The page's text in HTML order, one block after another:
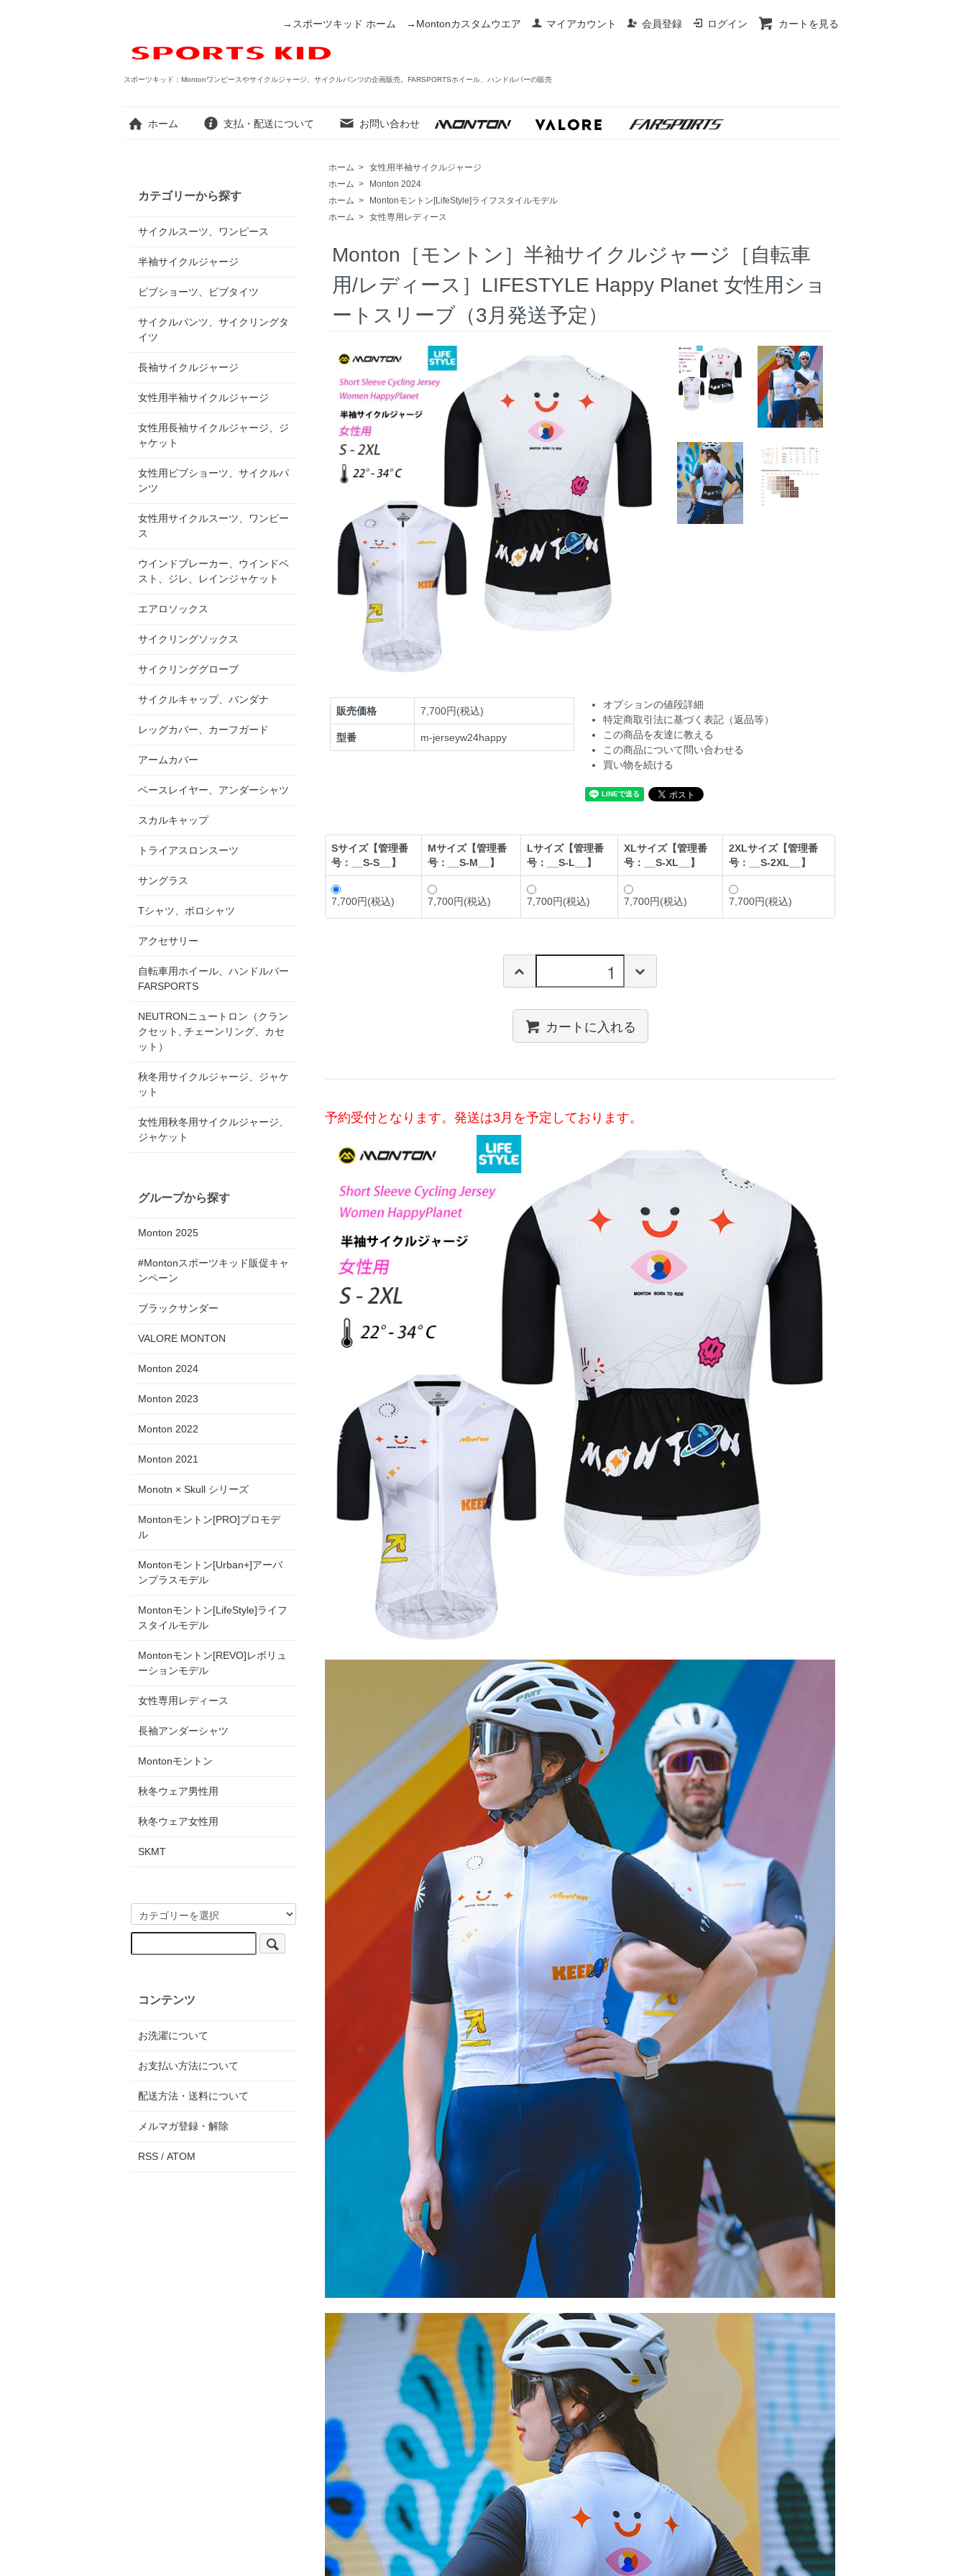
→スポーツキッド ホーム →Montonカスタムウエア マイアカウント 会員登録 ログイン カートを見る
スポーツキッド：Montonワンピースやサイクルジャージ、サイクルパンツの企画販売。FARSPORTSホイール、ハンドルバーの販売
ホーム 支払・配送について お問い合わせ
ホーム > 女性用半袖サイクルジャージ
ホーム >
Monton 2024
ホーム >
Montonモントン[LifeStyle]ライフスタイルモデル
ホーム > 女性専用レディース
Monton［モントン］半袖サイクルジャージ［自転車
用/レディース］LIFESTYLE Happy Planet 女性用ショ
ートスリーブ（3月発送予定）
販売価格 7,700円(税込)
型番 m-jerseyw24happy
オプションの値段詳細
特定商取引法に基づく表記（返品等）
この商品を友達に教える
この商品について問い合わせる
買い物を続ける
Sサイズ【管理番
号：__S-S__】
Mサイズ【管理番
号：__S-M__】
Lサイズ【管理番
号：__S-L__】
XLサイズ【管理番
号：__S-XL__】
2XLサイズ【管理番
号：__S-2XL__】
7,700円(税込) 7,700円(税込) 7,700円(税込) 7,700円(税込) 7,700円(税込)
カートに入れる
予約受付となります。発送は3月を予定しております。
カテゴリーから探す
サイクルスーツ、ワンピース
半袖サイクルジャージ
ビブショーツ、ビブタイツ
サイクルパンツ、サイクリングタ
イツ
長袖サイクルジャージ
女性用半袖サイクルジャージ
女性用長袖サイクルジャージ、ジ
ャケット
女性用ビブショーツ、サイクルパ
ンツ
女性用サイクルスーツ、ワンピー
ス
ウインドブレーカー、ウインドベ
スト、ジレ、レインジャケット
エアロソックス
サイクリングソックス
サイクリンググローブ
サイクルキャップ、バンダナ
レッグカバー、カーフガード
アームカバー
ベースレイヤー、アンダーシャツ
スカルキャップ
トライアスロンスーツ
サングラス
Tシャツ、ポロシャツ
アクセサリー
自転車用ホイール、ハンドルバー
FARSPORTS
NEUTRONニュートロン（クラン
クセット, チェーンリング、カセ
ット）
秋冬用サイクルジャージ、ジャケ
ット
女性用秋冬用サイクルジャージ、
ジャケット
グループから探す
Monton 2025
#Montonスポーツキッド販促キャ
ンペーン
ブラックサンダー
VALORE MONTON
Monton 2024
Monton 2023
Monton 2022
Monton 2021
Monotn × Skull シリーズ
Montonモントン[PRO]プロモデ
ル
Montonモントン[Urban+]アーバ
ンプラスモデル
Montonモントン[LifeStyle]ライフ
スタイルモデル
Montonモントン[REVO]レボリュ
ーションモデル
女性専用レディース
長袖アンダーシャツ
Montonモントン
秋冬ウェア男性用
秋冬ウェア女性用
SKMT
コンテンツ
お洗濯について
お支払い方法について
配送方法・送料について
メルマガ登録・解除
RSS / ATOM